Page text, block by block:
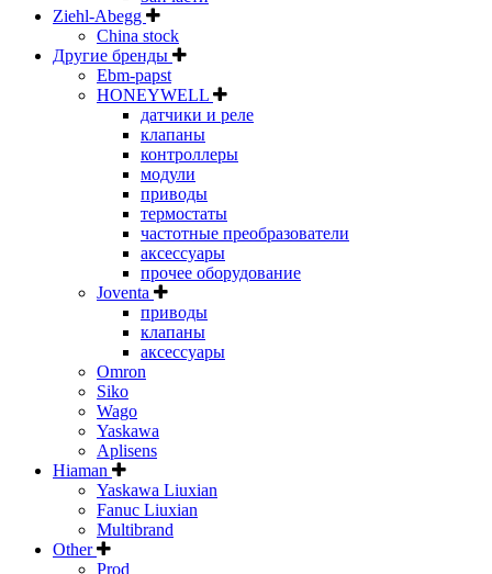
Ziehl-Abegg
China stock
Другие бренды
Ebm-papst
HONEYWELL
датчики и реле
клапаны
контроллеры
модули
приводы
термостаты
частотные преобразователи
аксессуары
прочее оборудование
Joventa
приводы
клапаны
аксессуары
Omron
Siko
Wago
Yaskawa
Aplisens
Hiaman
Yaskawa Liuxian
Fanuc Liuxian
Multibrand
Other
Prod